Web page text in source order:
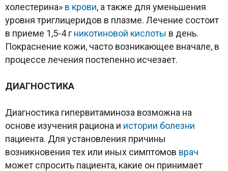
холестерина» в крови, а также для уменьшения
уровня триглицеридов в плазме. Лечение состоит
в приеме 1,5-4 г никотиновой кислоты в день.
Покраснение кожи, часто возникающее вначале, в
процессе лечения постепенно исчезает.
ДИАГНОСТИКА
Диагностика гипервитаминоза возможна на
основе изучения рациона и истории болезни
пациента. Для установления причины
возникновения тех или иных симптомов врач
может спросить пациента, какие он принимает